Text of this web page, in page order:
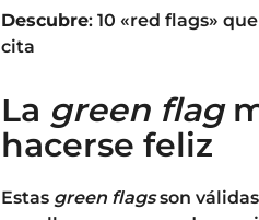
Descubre: 10 «red flags»
cita
La green flag
hacerse feliz
Estas green flagsson